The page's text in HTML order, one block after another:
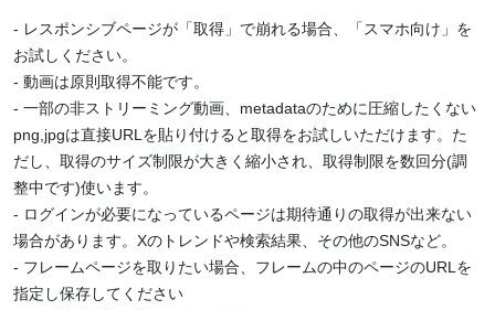
- レスポンシブページが「取得」で崩れる場合、「スマホ向け」を
お試しください。
- 動画は原則取得不能です。
- 一部の非ストリーミング動画、metadataのために圧縮したくない
png,jpgは直接URLを貼り付けると取得をお試しいただけます。た
だし、取得のサイズ制限が大きく縮小され、取得制限を数回分(調
整中です)使います。
- ログインが必要になっているページは期待通りの取得が出来ない
場合があります。Xのトレンドや検索結果、その他のSNSなど。
- フレームページを取りたい場合、フレームの中のページのURLを
指定し保存してください